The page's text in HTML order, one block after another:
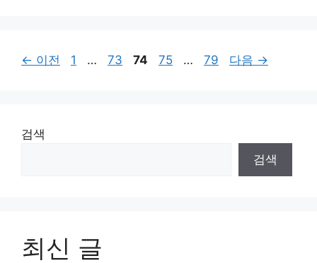
← 이전
페
1 …
페
73
페
74
페
75 …
페
79 다음 →
검색
검색
최신 글